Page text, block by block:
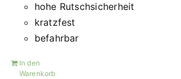
hohe Rutschsicherheit
kratzfest
befahrbar
In den
Warenkorb